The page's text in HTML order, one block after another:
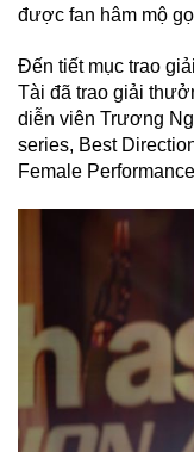
được fan hâm mộ
Đến tiết mục trao
Tài đã trao giải
diễn viên Trương
series, Best
Female